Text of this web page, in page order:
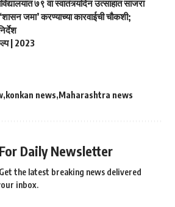
७९ वा स्वातंत्र्यदिन उत्साहात साजरा
जमा’ करण्याच्या कारवाईची चौकशी;
| 2023
konkan news Maharashtra news
Daily Newsletter
the latest breaking news delivered
inbox.